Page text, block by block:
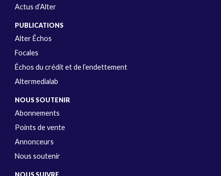
Actus d’Alter
PUBLICATIONS
Alter Échos
Focales
Échos du crédit et de l’endettement
Altermedialab
NOUS SOUTENIR
Abonnements
Points de vente
Annonceurs
Nous soutenir
NOUS SUIVRE